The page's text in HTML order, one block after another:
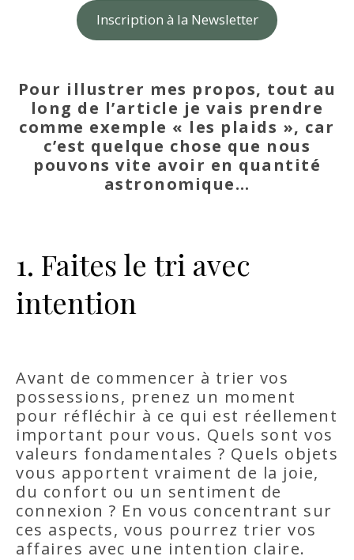
Inscription à la Newsletter
Pour illustrer mes propos, tout au
long de l’article je vais prendre
comme exemple « les plaids », car
c’est quelque chose que nous
pouvons vite avoir en quantité
astronomique…
1. Faites le tri avec
intention
Avant de commencer à trier vos
possessions, prenez un moment
pour réfléchir à ce qui est réellement
important pour vous. Quels sont vos
valeurs fondamentales ? Quels objets
vous apportent vraiment de la joie,
du confort ou un sentiment de
connexion ? En vous concentrant sur
ces aspects, vous pourrez trier vos
affaires avec une intention claire.